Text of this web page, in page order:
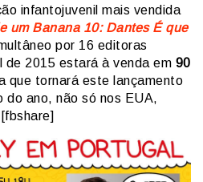
infantojuvenil mais vendida
um Banana 10: Dantes É que
por 16 editoras
de 2015 estará à venda em 90
que tornará este lançamento
do ano, não só nos EUA,